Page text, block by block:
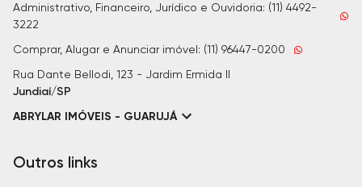
Administrativo, Financeiro, Jurídico e Ouvidoria: (11) 4492-
3222
Comprar, Alugar e Anunciar imóvel: (11) 96447-0200
Rua Dante Bellodi, 123 - Jardim Ermida II
Jundiaí/SP
ABRYLAR IMÓVEIS - GUARUJÁ
Outros links